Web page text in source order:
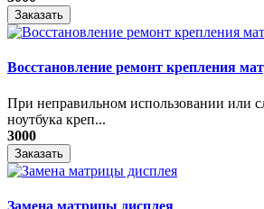
Заказать
Восстановление ремонт крепления
При неправильном использовании или
ноутбука креп...
3000
Заказать
Замена матрицы дисплея